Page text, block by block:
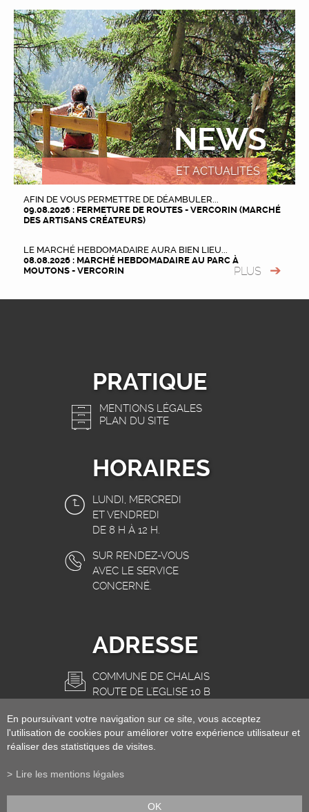
NEWS
ET ACTUALITÉS
AFIN DE VOUS PERMETTRE DE DÉAMBULER...
09.08.2026 : FERMETURE DE ROUTES - VERCORIN (MARCHÉ
DES ARTISANS CRÉATEURS)
LE MARCHÉ HEBDOMADAIRE AURA BIEN LIEU...
08.08.2026 : MARCHÉ HEBDOMADAIRE AU PARC À
MOUTONS - VERCORIN
PLUS
PRATIQUE
MENTIONS LÉGALES
PLAN DU SITE
HORAIRES
LUNDI, MERCREDI
ET VENDREDI
DE 8 H À 12 H.
SUR RENDEZ-VOUS
AVEC LE SERVICE
CONCERNÉ.
ADRESSE
COMMUNE DE CHALAIS
ROUTE DE L'EGLISE 10 B
INFO@CHALAIS.CH
En poursuivant votre navigation sur ce site, vous acceptez
l'utilisation de cookies pour améliorer votre expérience utilisateur et
réaliser des statistiques de visites.
Lire les mentions légales
OK